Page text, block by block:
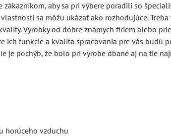
aby sa pri výbere poradili so
sa môžu ukázať ako rozhodujúce. Treba
Výrobky od dobre známych firiem alebo
ich funkcie a kvalita spracovania pre vás budú
je pochýb, že bolo pri výrobe dbané aj na tie
horúceho vzduchu